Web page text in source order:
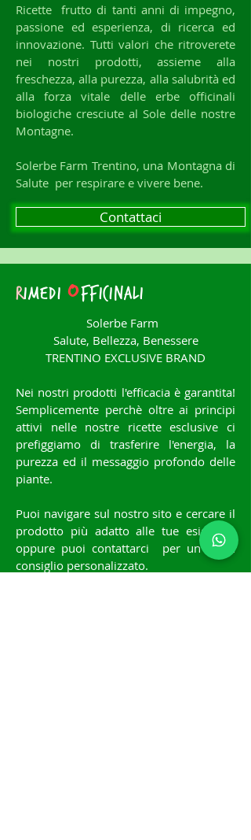
Ricette frutto di tanti anni di impegno,
passione ed esperienza, di ricerca ed
innovazione. Tutti valori che ritroverete
nei nostri prodotti, assieme alla
freschezza, alla purezza, alla salubrità ed
alla forzavitale delle erbe officinali
biologiche cresciute al Sole delle nostre
Montagne.
Solerbe Farm Trentino, una Montagna di
Salute per respirare e vivere bene.
Contattaci
rimedi officinali
Solerbe Farm
Salute, Bellezza, Benessere
TRENTINO EXCLUSIVE BRAND
Nei nostri prodotti l'efficacia è garantita!
Semplicemente perchè oltre ai principi
attivi nelle nostre ricette esclusive ci
prefiggiamo di trasferire l'energia, la
purezza ed il messaggio profondo delle
piante.
Puoi navigare sul nostro sito e cercare il
prodotto più adatto alle tue esigenze,
oppure puoi contattarci per un buon
consiglio personalizzato.